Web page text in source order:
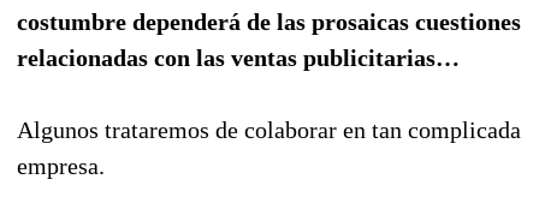
costumbre dependerá de las prosaicas cuestiones
relacionadas con las ventas publicitarias…
Algunos trataremos de colaborar en tan complicada
empresa.